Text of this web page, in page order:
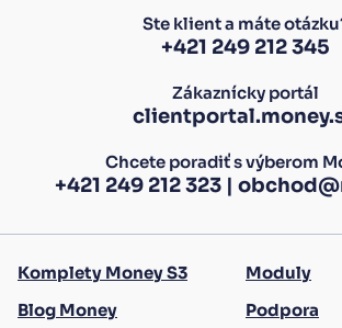
Ste klient a máte
+421 249 212 345
Zákaznícky portál
Chcete poradiť s výberom
+421 249 212 323|
Komplety Money S3
Moduly
Blog Money
Podpora